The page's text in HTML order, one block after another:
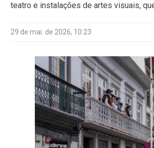
teatro e instalações de artes visuais,
29 de mai. de 2026, 10:23